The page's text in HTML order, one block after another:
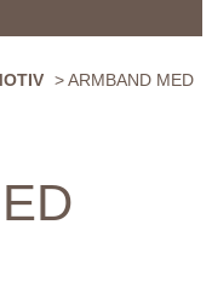
> ARMBAND MED